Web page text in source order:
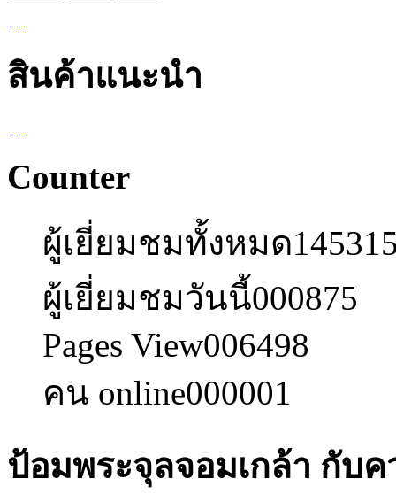
สินค้าแนะนำ
Counter
ผู้เยี่ยมชมทั้งหมด
ผู้เยี่ยมชมวันนี้000875
Pages View006498
คน online000001
ป้อมพระจุลจอมเกล้า กับ